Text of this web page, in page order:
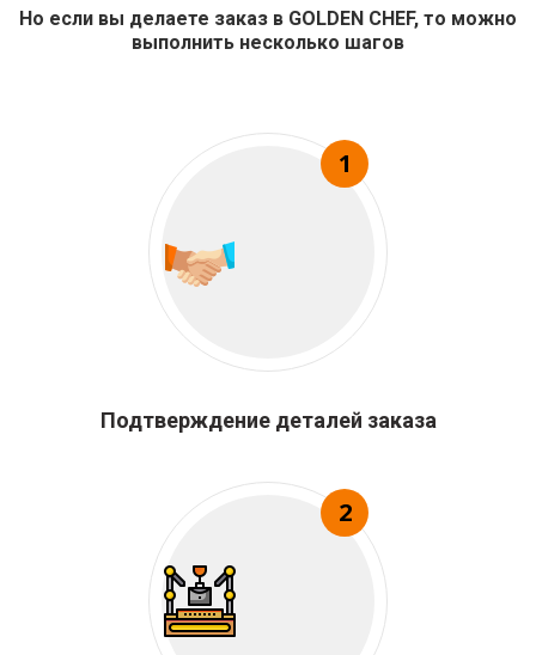
Но если вы делаете заказ в GOLDEN CHEF, то можно
выполнить несколько шагов
1
Подтверждение деталей заказа
2